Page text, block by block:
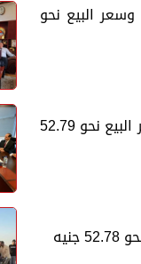
المصري نحو 52.53 جنيه للشراء، وسعر البيع نحو
ونزل سعر اليورو في البنك التجاري الدولي مقابل الجنيه المصري نحو 52.53 جنيه للشراء، وسعر البيع نحو 52.79